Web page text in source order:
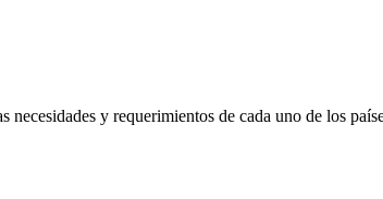
y requerimientos de cada uno de los